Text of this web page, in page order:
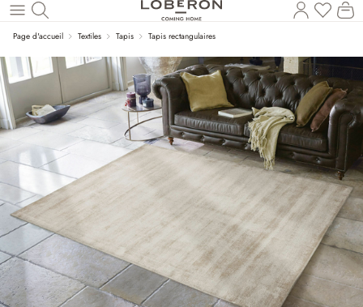
Revenir au contenu principal
Page d'accueil Textiles Tapis Tapis rectangulaires